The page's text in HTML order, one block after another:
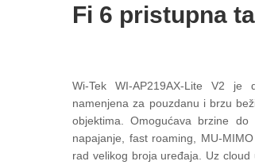
Fi 6 pristupna
Wi-Tek WI-AP219AX-Lite V2 je
namenjena za pouzdanu i brzu
objektima. Omogućava brzine
napajanje, fast roaming, MU-
rad velikog broja uređaja. Uz cloud